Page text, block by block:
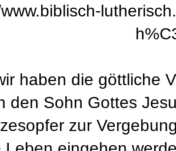
haben die göttliche
den Sohn Gottes
zur